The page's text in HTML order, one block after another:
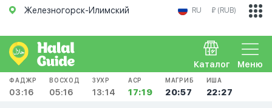
Железногорск-Илимский RU ₽ (RUB)
Меню
Каталог
ФАДЖР
03:16
ВОСХОД
05:16
ЗУХР
13:14
АСР
17:19
МАГРИБ
20:57
ИША
22:27